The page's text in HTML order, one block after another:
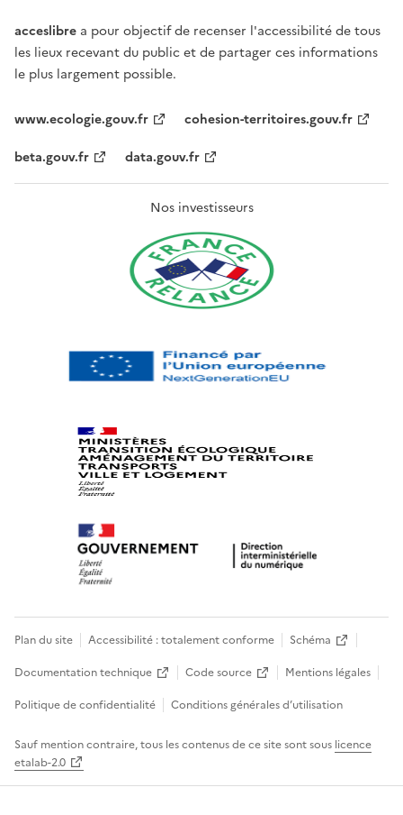
acceslibre a pour objectif de recenser l'accessibilité de tous
les lieux recevant du public et de partager ces informations
le plus largement possible.
www.ecologie.gouv.fr
cohesion-territoires.gouv.fr
beta.gouv.fr
data.gouv.fr
Nos investisseurs
Plan du site Accessibilité : totalement conforme
Schéma
Documentation technique
Code source
Mentions légales
Politique de confidentialité
Conditions générales d’utilisation
Sauf mention contraire, tous les contenus de ce site sont sous licence
etalab-2.0